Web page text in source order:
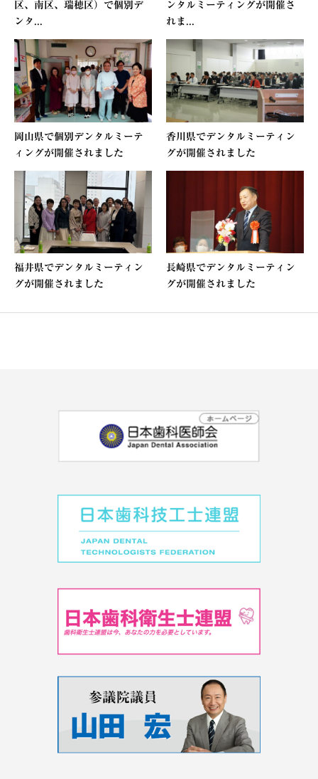
区、南区、瑞穂区）で個別デ
ンタ...
ンタルミーティングが開催さ
れま...
岡山県で個別デンタルミーテ
ィングが開催されました
香川県でデンタルミーティン
グが開催されました
福井県でデンタルミーティン
グが開催されました
長崎県でデンタルミーティン
グが開催されました